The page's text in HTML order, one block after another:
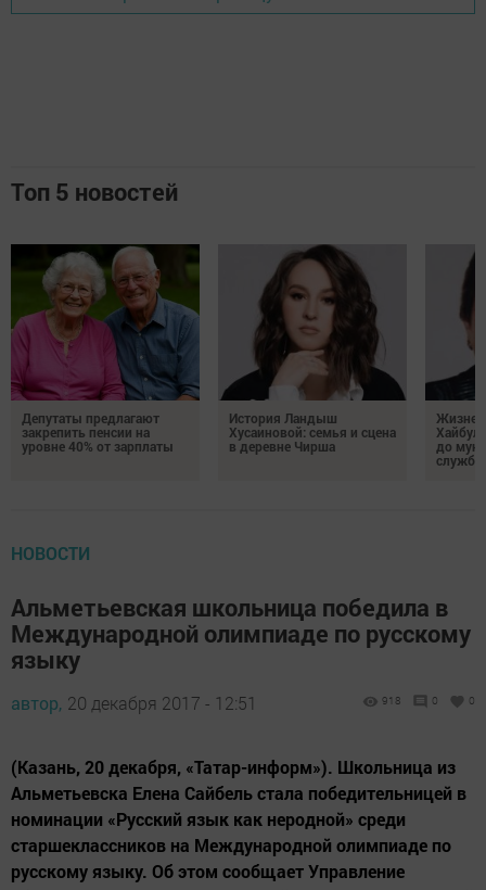
Топ 5 новостей
Депутаты предлагают
закрепить пенсии на
уровне 40% от зарплаты
История Ландыш
Хусаиновой: семья и сцена
в деревне Чирша
до
службы
НОВОСТИ
Альметьевская школьница победила в
Международной олимпиаде по русскому
языку
автор, 20 декабря 2017 - 12:51 918 0 0
(Казань, 20 декабря, «Татар-информ»). Школьница из
Альметьевска Елена Сайбель стала победительницей в
номинации «Русский язык как неродной» среди
старшеклассников на Международной олимпиаде по
русскому языку. Об этом сообщает Управление